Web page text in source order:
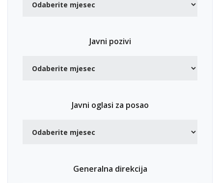
Javni pozivi
Javni oglasi za posao
Generalna direkcija